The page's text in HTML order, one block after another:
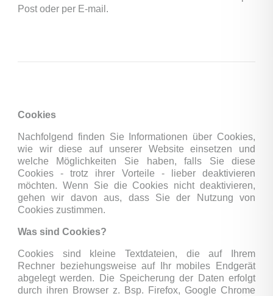
Post oder per E-mail.
Cookies
Nachfolgend finden Sie Informationen über Cookies,
wie wir diese auf unserer Website einsetzen und
welche Möglichkeiten Sie haben, falls Sie diese
Cookies - trotz ihrer Vorteile - lieber deaktivieren
möchten. Wenn Sie die Cookies nicht deaktivieren,
gehen wir davon aus, dass Sie der Nutzung von
Cookies zustimmen.
Was sind Cookies?
Cookies sind kleine Textdateien, die auf Ihrem
Rechner beziehungsweise auf Ihr mobiles Endgerät
abgelegt werden. Die Speicherung der Daten erfolgt
durch ihren Browser z. Bsp. Firefox, Google Chrome